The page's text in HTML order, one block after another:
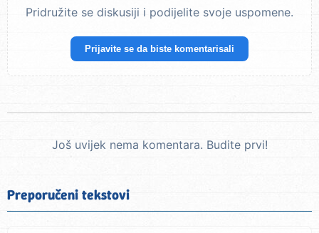
Pridružite se diskusiji i podijelite svoje uspomene.
Prijavite se da biste komentarisali
Još uvijek nema komentara. Budite prvi!
Preporučeni tekstovi